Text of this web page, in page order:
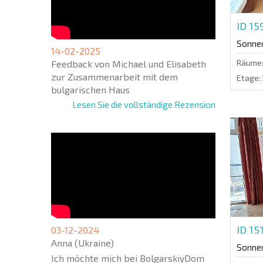
14-02-2025
Feedback von Michael und Elisabeth
zur Zusammenarbeit mit dem
bulgarischen Haus
Lesen Sie die vollständige Rezension
03-12-2024
Anna (Ukraine)
Ich möchte mich bei BolgarskiyDom
ID
Räume:
Etage:
ID